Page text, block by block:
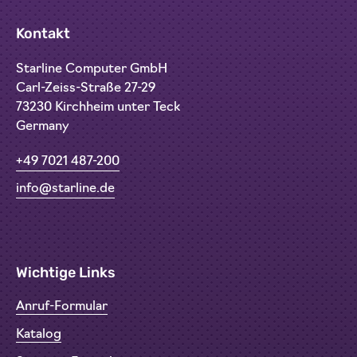
Kontakt
Starline Computer GmbH
Carl-Zeiss-Straße 27-29
73230 Kirchheim unter Teck
Germany
+49 7021 487-200
info@starline.de
Wichtige Links
Anruf-Formular
Katalog